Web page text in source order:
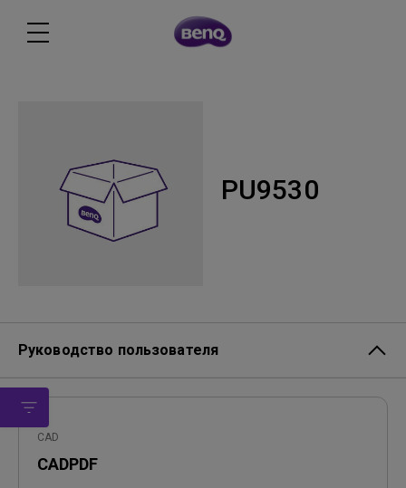
PU9530
Руководство пользователя
CAD
CADPDF